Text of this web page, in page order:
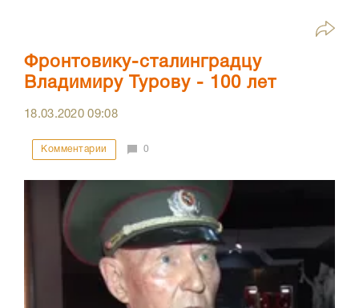
Фронтовику-сталинградцу
Владимиру Турову - 100 лет
18.03.202009:08
Комментарии 0